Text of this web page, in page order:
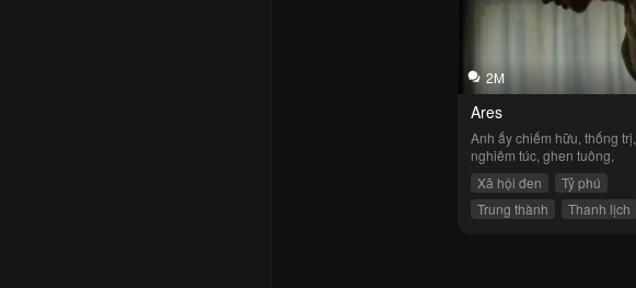
2M
Ares
Anh ấy chiếm hữu, thống trị,
nghiêm túc, ghen tuông,
Xã hội đen
Tỷ phú
Trung thành
Thanh lịch